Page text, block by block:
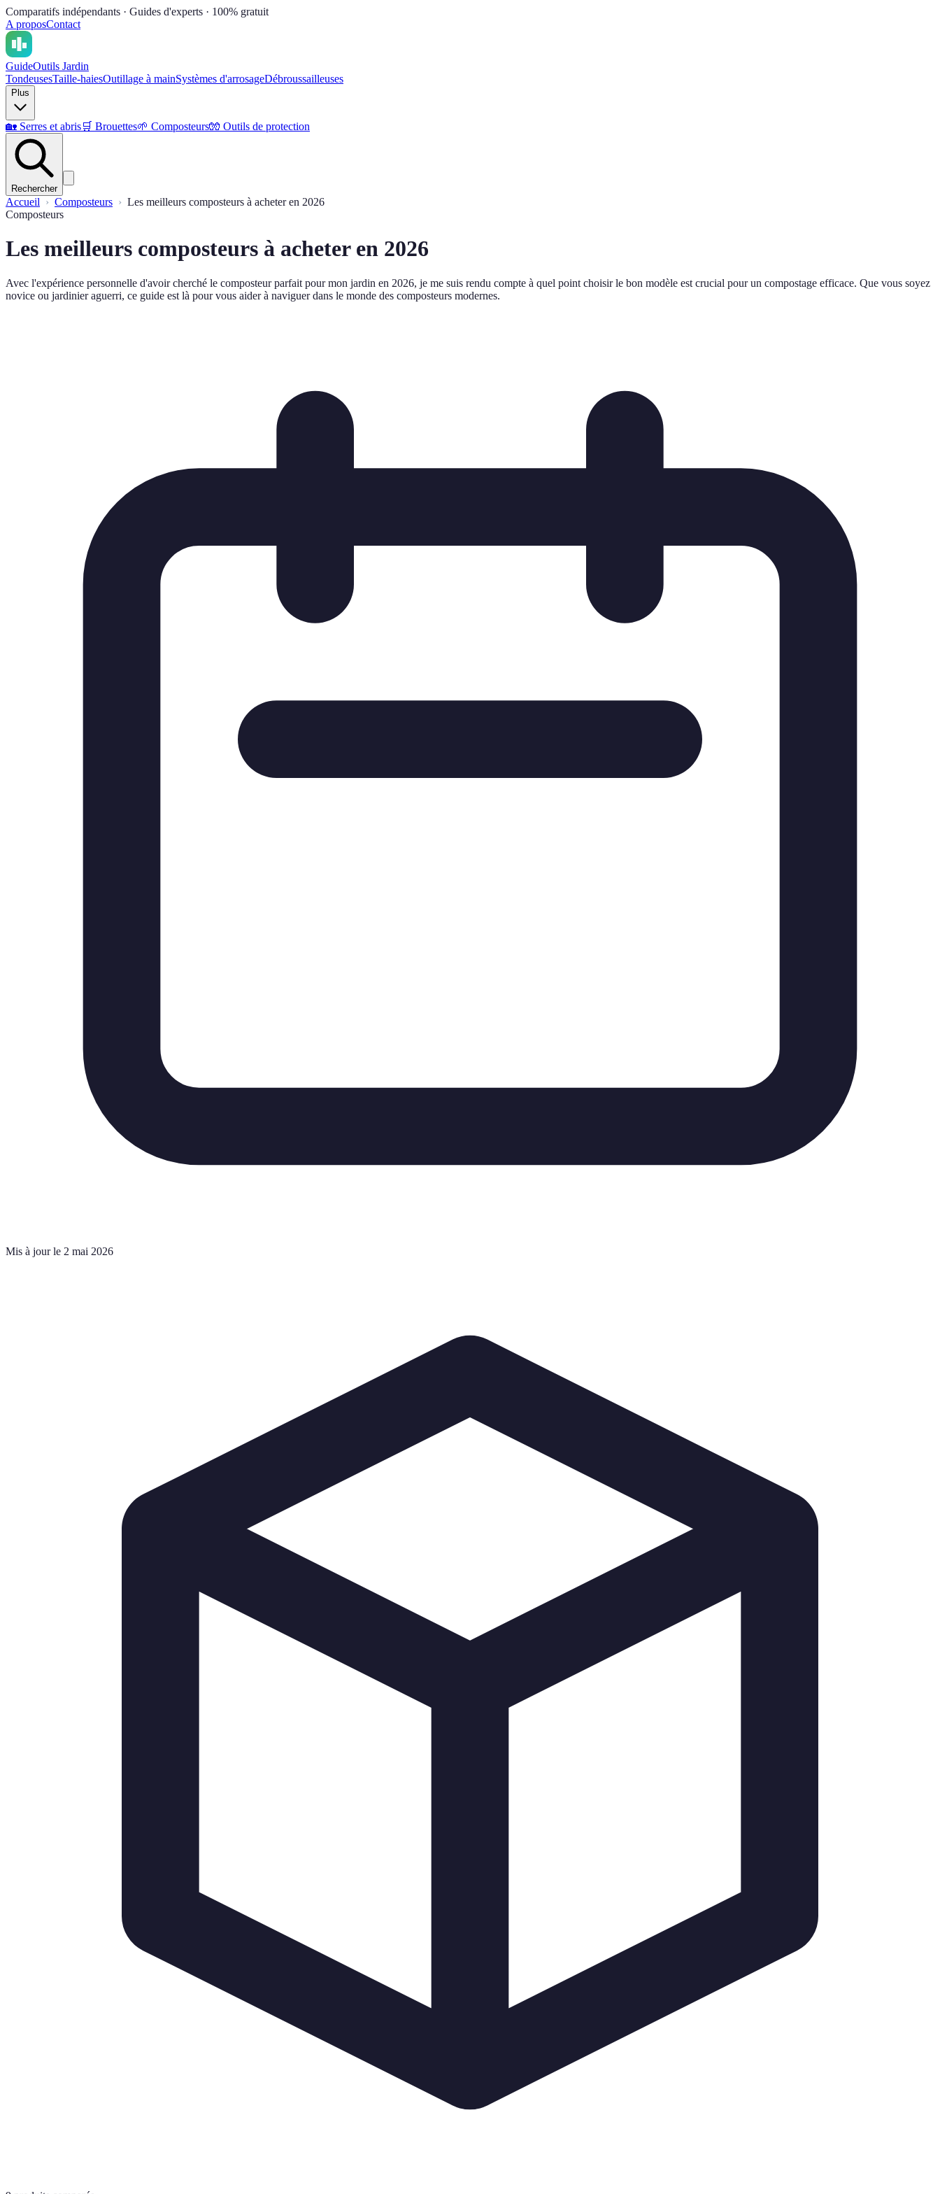
Comparatifs indépendants · Guides d'experts · 100% gratuit
A proposContact
GuideOutils Jardin
TondeusesTaille-haiesOutillage à mainSystèmes d'arrosageDébroussailleuses
Plus
🏡 Serres et abris🛒 Brouettes🌱 Composteurs🧤 Outils de protection
Rechercher
Accueil Composteurs
Les meilleurs composteurs à acheter en 2026
Composteurs
Les meilleurs composteurs à acheter en 2026
Avec l'expérience personnelle d'avoir cherché le composteur parfait pour mon jardin en 2026, je me suis rendu compte à quel point choisir le bon modèle est crucial pour un compostage efficace. Que vous soyez
novice ou jardinier aguerri, ce guide est là pour vous aider à naviguer dans le monde des composteurs modernes.
Mis à jour le 2 mai 2026